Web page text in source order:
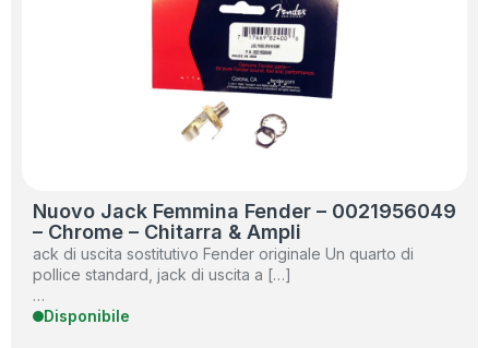
Nuovo Jack Femmina Fender – 0021956049
– Chrome – Chitarra & Ampli
ack di uscita sostitutivo Fender originale Un quarto di
pollice standard, jack di uscita a […]
…
Disponibile